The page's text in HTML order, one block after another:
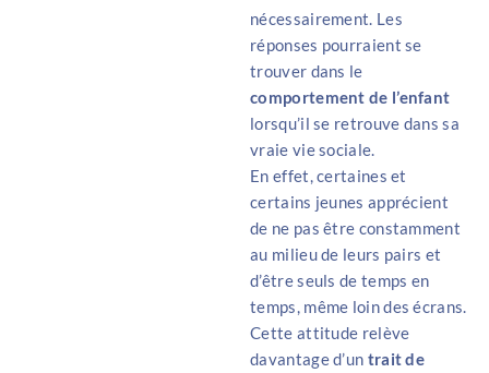
nécessairement. Les
réponses pourraient se
trouver dans le
comportement de l’enfant
lorsqu’il se retrouve dans sa
vraie vie sociale.
En effet, certaines et
certains jeunes apprécient
de ne pas être constamment
au milieu de leurs pairs et
d’être seuls de temps en
temps, même loin des écrans.
Cette attitude relève
davantage d’un trait de